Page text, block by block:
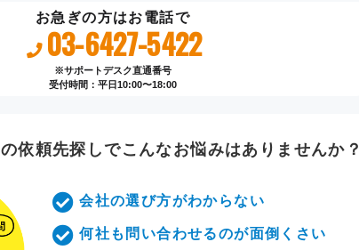
お急ぎの方はお電話で
03-6427-5422
※サポートデスク直通番号
受付時間：平日10:00〜18:00
の依頼先探し でこんなお悩みはありませんか？
会社の選び方がわからない
何社も問い合わせるのが面倒くさい